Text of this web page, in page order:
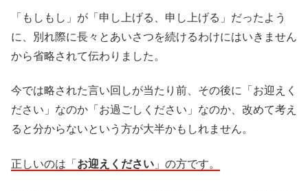
「もしもし」が「申し上げる、申し上げる」だったよう
に、別れ際に長々とあいさつを続けるわけにはいきません
から省略されて伝わりました。
今では略された言い回しが当たり前、その後に「お迎えく
ださい」なのか「お過ごしください」なのか、改めて考え
ると分からないという方が大半かもしれません。
正しいのは「 お迎えください 」の方です。